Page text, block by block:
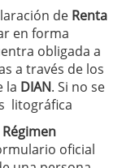
de Renta
en forma
obligada a
a través de los
la DIAN. Si no se
litográfica
oficial